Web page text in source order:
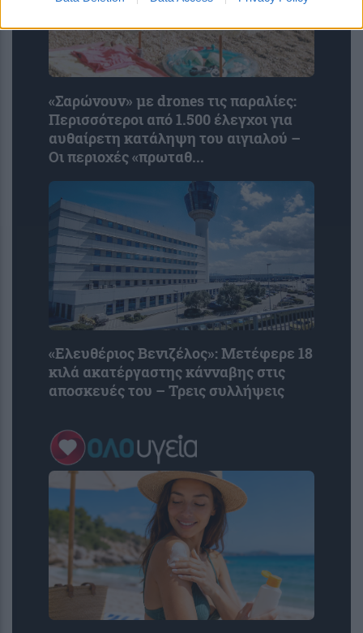
«Σαρώνουν» με drones τις παραλίες:
Περισσότεροι από 1.500 έλεγχοι για
αυθαίρετη κατάληψη του αιγιαλού –
Οι περιοχές «πρωταθ...
«Ελευθέριος Βενιζέλος»: Μετέφερε 18
κιλά ακατέργαστης κάνναβης στις
αποσκευές του – Τρεις συλλήψεις